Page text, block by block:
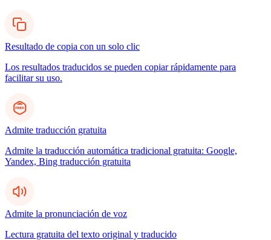
Resultado de copia con un solo clic
Los resultados traducidos se pueden copiar rápidamente para
facilitar su uso.
Admite traducción gratuita
Admite la traducción automática tradicional gratuita: Google,
Yandex, Bing traducción gratuita
Admite la pronunciación de voz
Lectura gratuita del texto original y traducido